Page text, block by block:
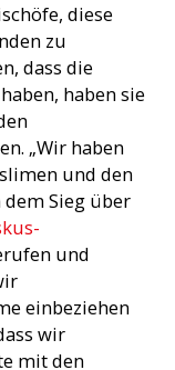
diese
zu
dass die
haben sie
„Wir haben
und den
dem Sieg über
und
einbeziehen
wir
mit den